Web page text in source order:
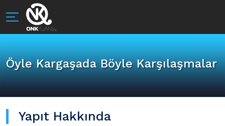
Öyle Kargaşada Böyle Karşılaşmalar
Yapıt Hakkında